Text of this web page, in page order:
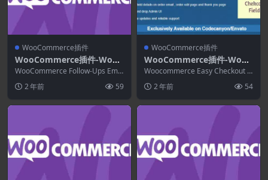
WooCommerce插件
WooCommerce插件-WooC
ommerce Follow-Ups Ema
ils 4.9.51
WooCommerce Follow-Ups Emai
2 年前 59
WooCommerce插件
WooCommerce插件-Wooc
ommerce Easy Checkout
Field Editor 3.8.0
Woocommerce Easy Checkout Fi
2 年前 54